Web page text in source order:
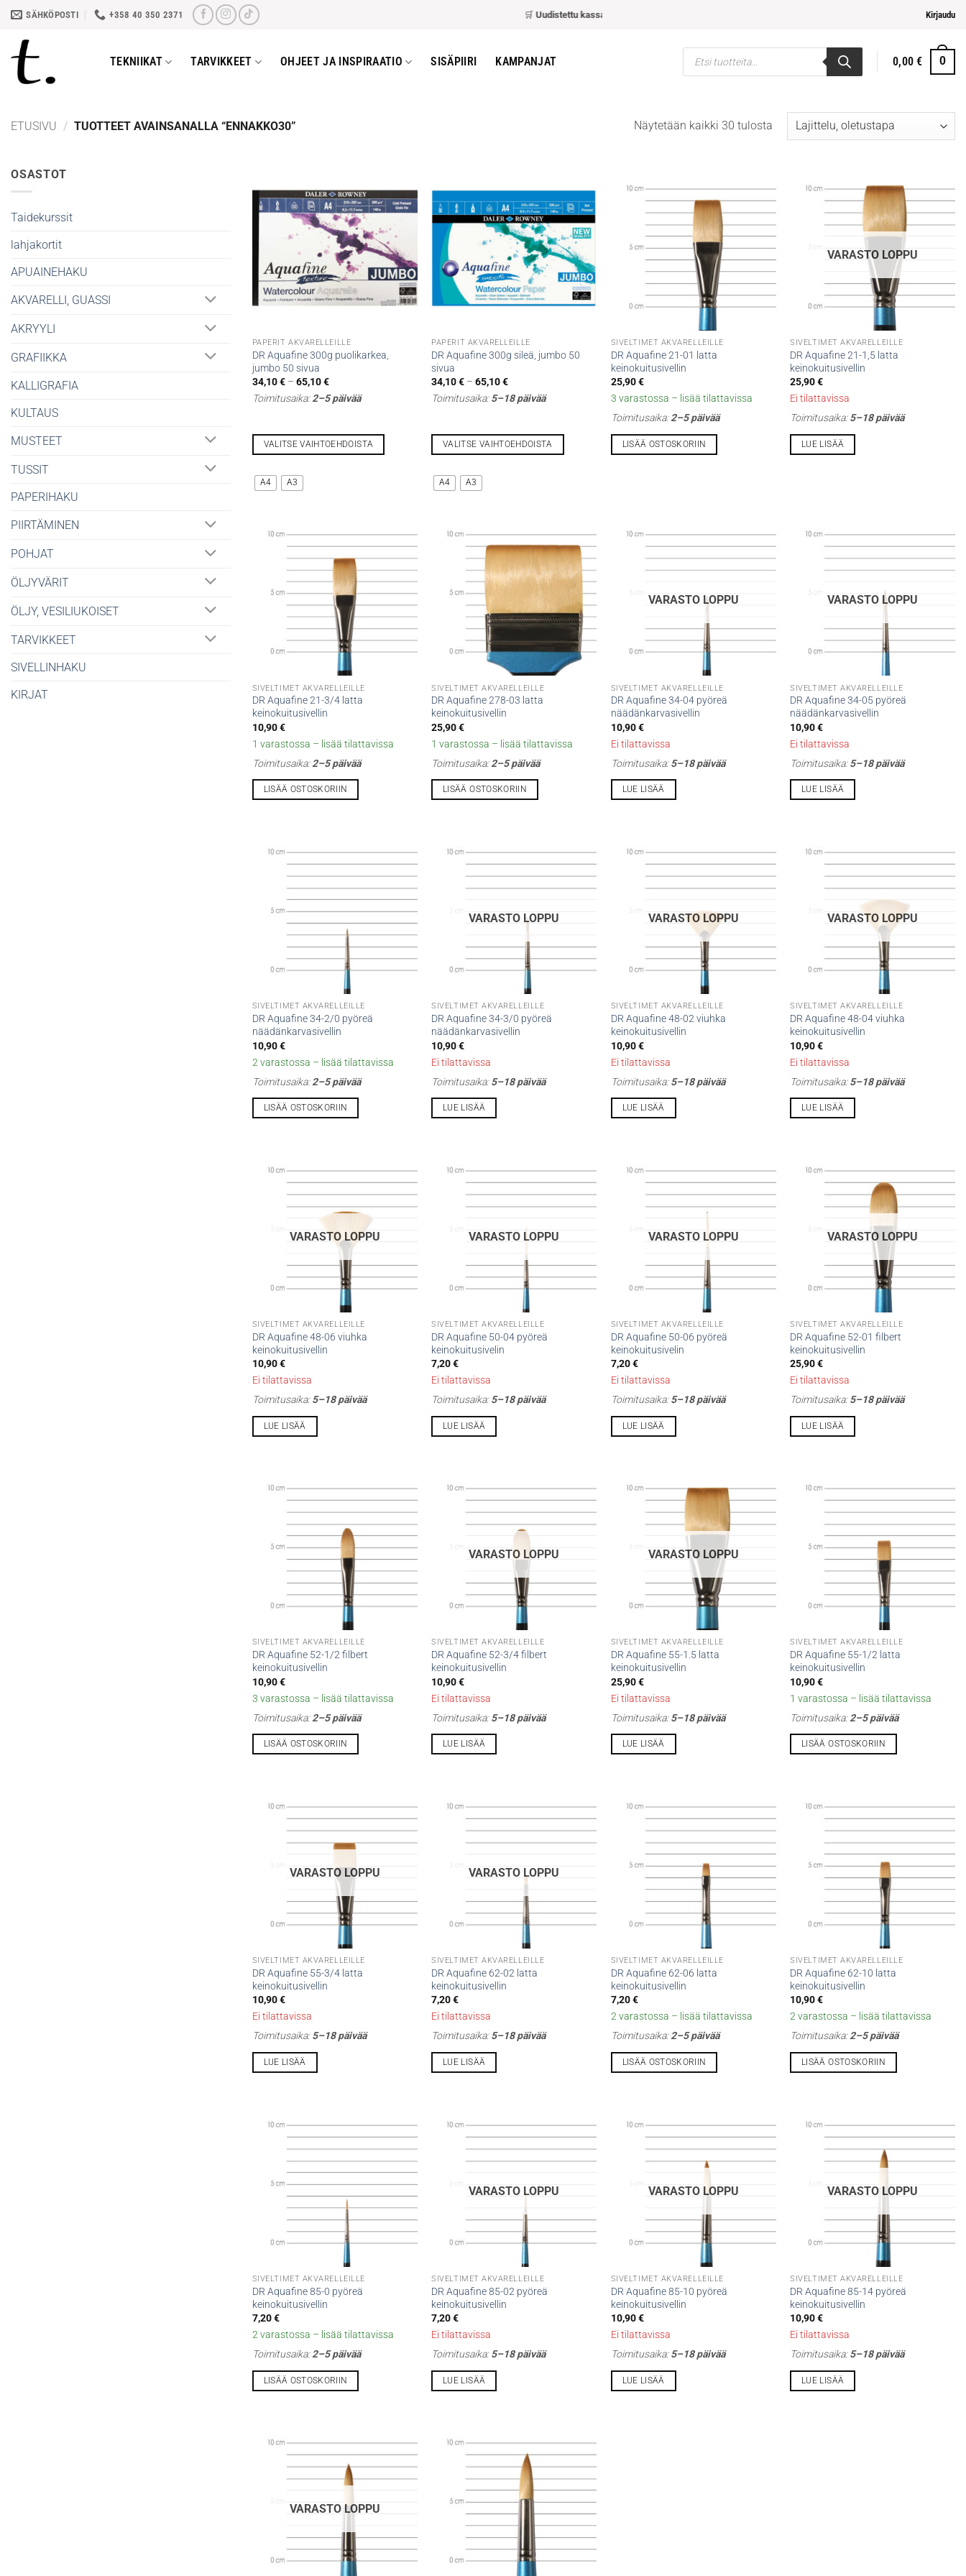
Skip
content
SÄHKÖPOSTI +358 40 350 2371 Uudistettu kassa– nopeampi ja helpompi maksaminen Kirjaudu
TEKNIIKAT TARVIKKEET OHJEET JA INSPIRAATIO SISÄPIIRI KAMPANJAT
Products
search
0,00€ 0
ETUSIVU / TUOTTEET AVAINSANALLA “ENNAKKO30” Näytetään kaikki 30 tulosta
OSASTOT
Taidekurssit
lahjakortit
APUAINEHAKU
AKVARELLI, GUASSI
AKRYYLI
GRAFIIKKA
KALLIGRAFIA
KULTAUS
MUSTEET
TUSSIT
PAPERIHAKU
PIIRTÄMINEN
POHJAT
ÖLJYVÄRIT
ÖLJY, VESILIUKOISET
TARVIKKEET
SIVELLINHAKU
KIRJAT
PAPERIT AKVARELLEILLE
DR Aquafine 300g puolikarkea,
jumbo 50 sivua
34,10€ – 65,10€Hintaluokka:
34,10 €
-
Toimitusaika:2–5 päivää
VALITSE VAIHTOEHDOISTA
tuotteella
muunnelma.
tuotteen
A4 A3
PAPERIT AKVARELLEILLE
DR Aquafine 300g sileä, jumbo 50
sivua
34,10€ – 65,10€Hintaluokka:
34,10 €
-
Toimitusaika:5–18 päivää
VALITSE VAIHTOEHDOISTA
tuotteella
muunnelma.
valinnat
tuotteen
A4 A3
SIVELTIMET AKVARELLEILLE
DR Aquafine 21-01 latta
keinokuitusivellin
25,90€
3 varastossa – lisää tilattavissa
Toimitusaika:2–5 päivää
LISÄÄ OSTOSKORIIN
VARASTO LOPPU
SIVELTIMET AKVARELLEILLE
DR Aquafine 21-1,5 latta
keinokuitusivellin
25,90€
Ei tilattavissa
Toimitusaika:5–18 päivää
LUE LISÄÄ
SIVELTIMET AKVARELLEILLE
DR Aquafine 21-3/4 latta
keinokuitusivellin
10,90€
1 varastossa – lisää tilattavissa
Toimitusaika:2–5 päivää
LISÄÄ OSTOSKORIIN
SIVELTIMET AKVARELLEILLE
DR Aquafine 278-03 latta
keinokuitusivellin
25,90€
1 varastossa – lisää tilattavissa
Toimitusaika:2–5 päivää
LISÄÄ OSTOSKORIIN
VARASTO LOPPU
SIVELTIMET AKVARELLEILLE
DR Aquafine 34-04 pyöreä
näädänkarvasivellin
10,90€
Ei tilattavissa
Toimitusaika:5–18 päivää
LUE LISÄÄ
VARASTO LOPPU
SIVELTIMET AKVARELLEILLE
DR Aquafine 34-05 pyöreä
näädänkarvasivellin
10,90€
Ei tilattavissa
Toimitusaika:5–18 päivää
LUE LISÄÄ
SIVELTIMET AKVARELLEILLE
DR Aquafine 34-2/0 pyöreä
näädänkarvasivellin
10,90€
2 varastossa – lisää tilattavissa
Toimitusaika:2–5 päivää
LISÄÄ OSTOSKORIIN
VARASTO LOPPU
SIVELTIMET AKVARELLEILLE
DR Aquafine 34-3/0 pyöreä
näädänkarvasivellin
10,90€
Ei tilattavissa
Toimitusaika:5–18 päivää
LUE LISÄÄ
VARASTO LOPPU
SIVELTIMET AKVARELLEILLE
DR Aquafine 48-02 viuhka
keinokuitusivellin
10,90€
Ei tilattavissa
Toimitusaika:5–18 päivää
LUE LISÄÄ
VARASTO LOPPU
SIVELTIMET AKVARELLEILLE
DR Aquafine 48-04 viuhka
keinokuitusivellin
10,90€
Ei tilattavissa
Toimitusaika:5–18 päivää
LUE LISÄÄ
VARASTO LOPPU
SIVELTIMET AKVARELLEILLE
DR Aquafine 48-06 viuhka
keinokuitusivellin
10,90€
Ei tilattavissa
Toimitusaika:5–18 päivää
LUE LISÄÄ
VARASTO LOPPU
SIVELTIMET AKVARELLEILLE
DR Aquafine 50-04 pyöreä
keinokuitusivelin
7,20€
Ei tilattavissa
Toimitusaika:5–18 päivää
LUE LISÄÄ
VARASTO LOPPU
SIVELTIMET AKVARELLEILLE
DR Aquafine 50-06 pyöreä
keinokuitusivelin
7,20€
Ei tilattavissa
Toimitusaika:5–18 päivää
LUE LISÄÄ
VARASTO LOPPU
SIVELTIMET AKVARELLEILLE
DR Aquafine 52-01 filbert
keinokuitusivellin
25,90€
Ei tilattavissa
Toimitusaika:5–18 päivää
LUE LISÄÄ
SIVELTIMET AKVARELLEILLE
DR Aquafine 52-1/2 filbert
keinokuitusivellin
10,90€
3 varastossa – lisää tilattavissa
Toimitusaika:2–5 päivää
LISÄÄ OSTOSKORIIN
VARASTO LOPPU
SIVELTIMET AKVARELLEILLE
DR Aquafine 52-3/4 filbert
keinokuitusivellin
10,90€
Ei tilattavissa
Toimitusaika:5–18 päivää
LUE LISÄÄ
VARASTO LOPPU
SIVELTIMET AKVARELLEILLE
DR Aquafine 55-1.5 latta
keinokuitusivellin
25,90€
Ei tilattavissa
Toimitusaika:5–18 päivää
LUE LISÄÄ
SIVELTIMET AKVARELLEILLE
DR Aquafine 55-1/2 latta
keinokuitusivellin
10,90€
1 varastossa – lisää tilattavissa
Toimitusaika:2–5 päivää
LISÄÄ OSTOSKORIIN
VARASTO LOPPU
SIVELTIMET AKVARELLEILLE
DR Aquafine 55-3/4 latta
keinokuitusivellin
10,90€
Ei tilattavissa
Toimitusaika:5–18 päivää
LUE LISÄÄ
VARASTO LOPPU
SIVELTIMET AKVARELLEILLE
DR Aquafine 62-02 latta
keinokuitusivellin
7,20€
Ei tilattavissa
Toimitusaika:5–18 päivää
LUE LISÄÄ
SIVELTIMET AKVARELLEILLE
DR Aquafine 62-06 latta
keinokuitusivellin
7,20€
2 varastossa – lisää tilattavissa
Toimitusaika:2–5 päivää
LISÄÄ OSTOSKORIIN
SIVELTIMET AKVARELLEILLE
DR Aquafine 62-10 latta
keinokuitusivellin
10,90€
2 varastossa – lisää tilattavissa
Toimitusaika:2–5 päivää
LISÄÄ OSTOSKORIIN
SIVELTIMET AKVARELLEILLE
DR Aquafine 85-0 pyöreä
keinokuitusivellin
7,20€
2 varastossa – lisää tilattavissa
Toimitusaika:2–5 päivää
LISÄÄ OSTOSKORIIN
VARASTO LOPPU
SIVELTIMET AKVARELLEILLE
DR Aquafine 85-02 pyöreä
keinokuitusivellin
7,20€
Ei tilattavissa
Toimitusaika:5–18 päivää
LUE LISÄÄ
VARASTO LOPPU
SIVELTIMET AKVARELLEILLE
DR Aquafine 85-10 pyöreä
keinokuitusivellin
10,90€
Ei tilattavissa
Toimitusaika:5–18 päivää
LUE LISÄÄ
VARASTO LOPPU
SIVELTIMET AKVARELLEILLE
DR Aquafine 85-14 pyöreä
keinokuitusivellin
10,90€
Ei tilattavissa
Toimitusaika:5–18 päivää
LUE LISÄÄ
VARASTO LOPPU